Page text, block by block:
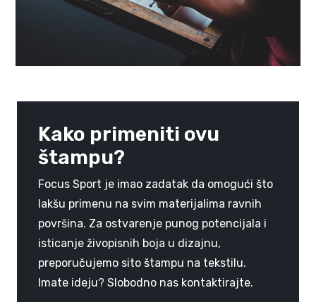
Kako primeniti ovu
štampu?
Focus Sport je imao zadatak da omogući što
lakšu primenu na svim materijalima ravnih
površina. Za ostvarenje punog potencijala i
isticanje živopisnih boja u dizajnu,
preporučujemo sito štampu na tekstilu.
Imate ideju? Slobodno nas kontaktirajte.